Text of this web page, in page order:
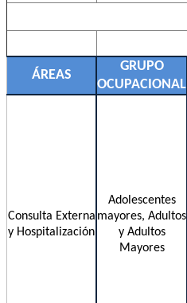
ÁREAS
GRUPO
OCUPACIONAL
Consulta Externa
y Hospitalización
Adolescentes
mayores, Adultos
y Adultos
Mayores